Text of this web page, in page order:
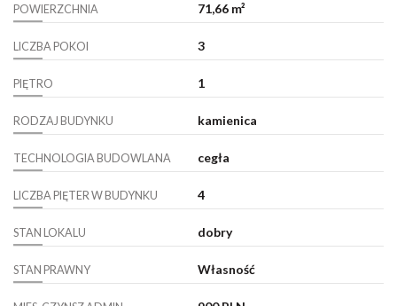
POWIERZCHNIA 71,66 m²
LICZBA POKOI 3
PIĘTRO 1
RODZAJ BUDYNKU kamienica
TECHNOLOGIA BUDOWLANA cegła
LICZBA PIĘTER W BUDYNKU 4
STAN LOKALU dobry
STAN PRAWNY Własność